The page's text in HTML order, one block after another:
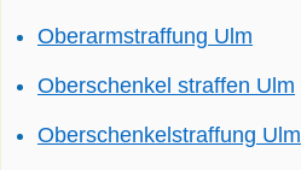
Oberarmstraffung Ulm
Oberschenkel straffen Ulm
Oberschenkelstraffung Ulm